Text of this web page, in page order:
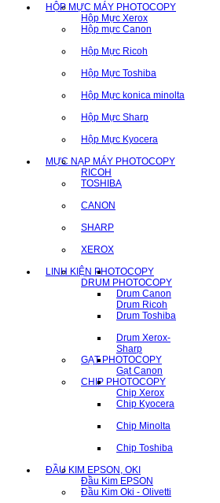
HỘP MỰC MÁY PHOTOCOPY
Hộp Mực Xerox
Hộp mực Canon
Hộp Mực Ricoh
Hộp Mực Toshiba
Hộp Mực konica minolta
Hộp Mực Sharp
Hộp Mực Kyocera
MỰC NẠP MÁY PHOTOCOPY
RICOH
TOSHIBA
CANON
SHARP
XEROX
LINH KIỆN PHOTOCOPY
DRUM PHOTOCOPY
Drum Canon
Drum Ricoh
Drum Toshiba
Drum Xerox-
Sharp
GẠT PHOTOCOPY
Gạt Canon
CHIP PHOTOCOPY
Chip Xerox
Chip Kyocera
Chip Minolta
Chip Toshiba
ĐẦU KIM EPSON, OKI
Đầu Kim EPSON
Đầu Kim Oki - Olivetti